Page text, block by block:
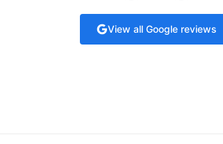
View all Google reviews